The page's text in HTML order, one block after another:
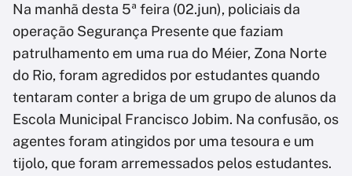
Na manhã desta 5ª feira (02.jun), policiais da
operação Segurança Presente que faziam
patrulhamento em uma rua do Méier, Zona Norte
do Rio, foram agredidos por estudantes quando
tentaram conter a briga de um grupo de alunos da
Escola Municipal Francisco Jobim. Na confusão, os
agentes foram atingidos por uma tesoura e um
tijolo, que foram arremessados pelos estudantes.